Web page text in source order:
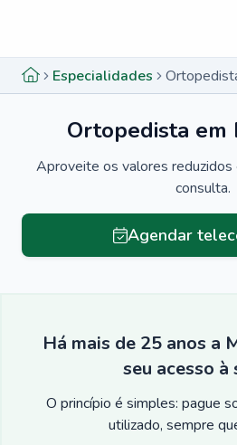
Especialidades
Ortopedista em
Aproveite os valores reduzidos
consulta.
Agendar
Há mais de 25 anos a
seu acesso à
O princípio é simples: pague
utilizado, sempre